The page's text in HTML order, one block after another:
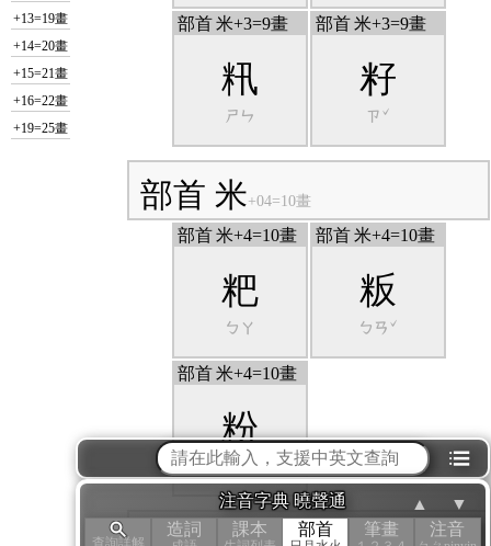
+13=19畫
+14=20畫
+15=21畫
+16=22畫
+19=25畫
部首 米+3=9畫
籸
ㄕㄣ
部首 米+3=9畫
籽
ㄗˇ
部首 米+04=10畫
部首 米+4=10畫
粑
ㄅㄚ
部首 米+4=10畫
粄
ㄅㄢˇ
部首 米+4=10畫
粉
ㄈㄣˇ ⁝☰
注音字典 曉聲通
造詞 課本 部首 筆畫 注音
▲ ▼